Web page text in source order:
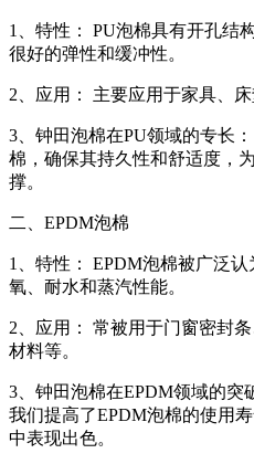
1、特性： PU泡棉具有开孔结
很好的弹性和缓冲性。
2、应用： 主要应用于家具、
3、钟田泡棉在PU领域的专长
棉，确保其持久性和舒适度，
撑。
二、EPDM泡棉
1、特性： EPDM泡棉被广泛
氧、耐水和蒸汽性能。
2、应用： 常被用于门窗密封
材料等。
3、钟田泡棉在EPDM领域的突
我们提高了EPDM泡棉的使用
中表现出色。